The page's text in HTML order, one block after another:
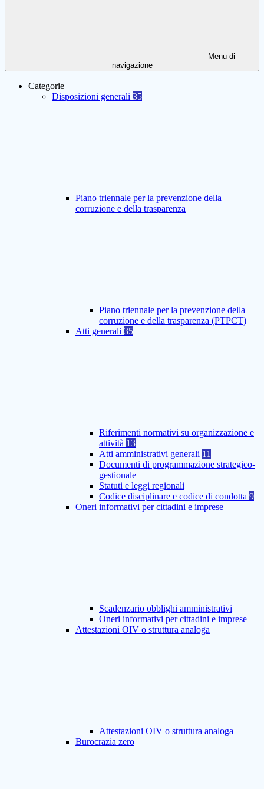
Menu di
navigazione
Categorie
Disposizioni generali 35
Piano triennale per la prevenzione della
corruzione e della trasparenza
Piano triennale per la prevenzione della
corruzione e della trasparenza (PTPCT)
Atti generali 35
Riferimenti normativi su organizzazione e
attività 13
Atti amministrativi generali 11
Documenti di programmazione strategico-
gestionale
Statuti e leggi regionali
Codice disciplinare e codice di condotta 9
Oneri informativi per cittadini e imprese
Scadenzario obblighi amministrativi
Oneri informativi per cittadini e imprese
Attestazioni OIV o struttura analoga
Attestazioni OIV o struttura analoga
Burocrazia zero